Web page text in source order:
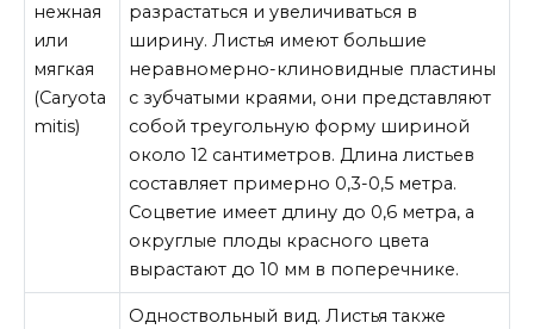
нежная
или
мягкая
(Caryota
mitis)
разрастаться и увеличиваться в
ширину. Листья имеют большие
неравномерно-клиновидные пластины
с зубчатыми краями, они представляют
собой треугольную форму шириной
около 12 сантиметров. Длина листьев
составляет примерно 0,3-0,5 метра.
Соцветие имеет длину до 0,6 метра, а
округлые плоды красного цвета
вырастают до 10 мм в поперечнике.
Одноствольный вид. Листья также